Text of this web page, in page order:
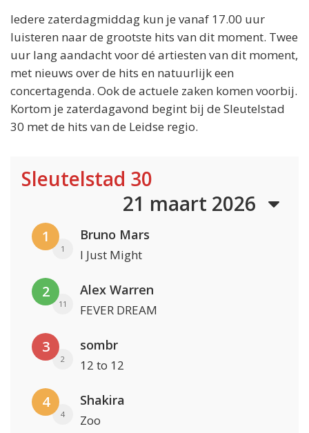
Iedere zaterdagmiddag kun je vanaf 17.00 uur
luisteren naar de grootste hits van dit moment. Twee
uur lang aandacht voor dé artiesten van dit moment,
met nieuws over de hits en natuurlijk een
concertagenda. Ook de actuele zaken komen voorbij.
Kortom je zaterdagavond begint bij de Sleutelstad
30 met de hits van de Leidse regio.
Sleutelstad 30
21 maart 2026
1
1
Bruno Mars
I Just Might
2
11
Alex Warren
FEVER DREAM
3
2
sombr
12 to 12
4
4
Shakira
Zoo